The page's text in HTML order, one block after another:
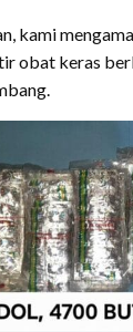
kami
obat keras